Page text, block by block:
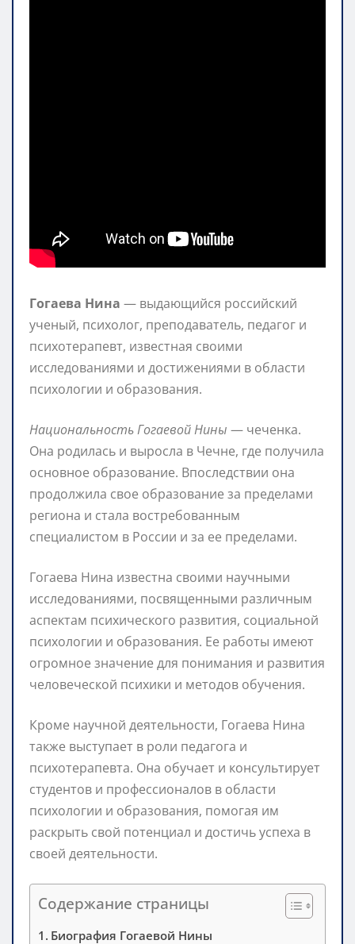
Гогаева Нина — выдающийся российский
ученый, психолог, преподаватель, педагог и
психотерапевт, известная своими
исследованиями и достижениями в области
психологии и образования.
Национальность Гогаевой Нины — чеченка.
Она родилась и выросла в Чечне, где получила
основное образование. Впоследствии она
продолжила свое образование за пределами
региона и стала востребованным
специалистом в России и за ее пределами.
Гогаева Нина известна своими научными
исследованиями, посвященными различным
аспектам психического развития, социальной
психологии и образования. Ее работы имеют
огромное значение для понимания и развития
человеческой психики и методов обучения.
Кроме научной деятельности, Гогаева Нина
также выступает в роли педагога и
психотерапевта. Она обучает и консультирует
студентов и профессионалов в области
психологии и образования, помогая им
раскрыть свой потенциал и достичь успеха в
своей деятельности.
Содержание страницы
Биография Гогаевой Нины